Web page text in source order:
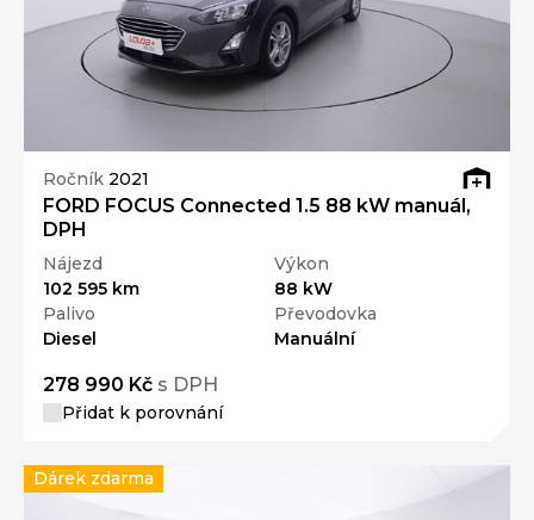
Ročník 2021
FORD FOCUS Connected 1.5 88 kW manuál,
DPH
Nájezd
102 595 km
Výkon
88 kW
Palivo
Diesel
Převodovka
Manuální
278 990 Kč s DPH
Přidat k porovnání
Dárek zdarma